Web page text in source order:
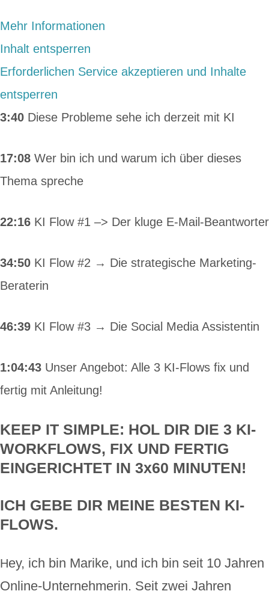
Mehr Informationen
Inhalt entsperren
Erforderlichen Service akzeptieren und Inhalte
entsperren
3:40 Diese Probleme sehe ich derzeit mit KI
17:08 Wer bin ich und warum ich über dieses
Thema spreche
22:16 KI Flow #1 –> Der kluge E-Mail-Beantworter
34:50 KI Flow #2 → Die strategische Marketing-
Beraterin
46:39 KI Flow #3 → Die Social Media Assistentin
1:04:43 Unser Angebot: Alle 3 KI-Flows fix und
fertig mit Anleitung!
KEEP IT SIMPLE: HOL DIR DIE 3 KI-
WORKFLOWS, FIX UND FERTIG
EINGERICHTET IN 3x60 MINUTEN!
ICH GEBE DIR MEINE BESTEN KI-
FLOWS.
Hey, ich bin Marike, und ich bin seit 10 Jahren
Online-Unternehmerin. Seit zwei Jahren